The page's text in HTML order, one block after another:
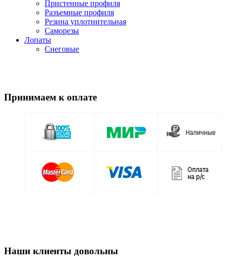
Пристенные профиля
Разъемные профиля
Резина уплотнительная
Саморезы
Лопаты
Снеговые
Принимаем к оплате
Наши клиенты довольны